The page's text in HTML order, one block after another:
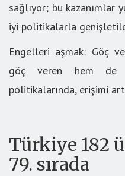
sağlıyor; bu kazanımlar
iyi politikalarla
Engelleri aşmak: Göç
göç veren hem de
politikalarında, erişimi
Türkiye 182
79. sırada